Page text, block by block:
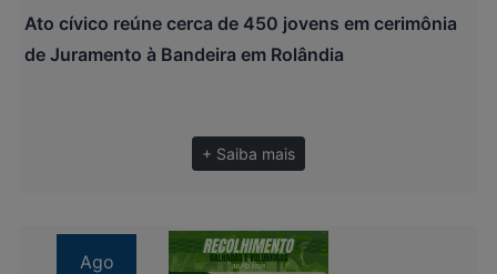
Ato cívico reúne cerca de 450 jovens em cerimônia
de Juramento à Bandeira em Rolândia
+ Saiba mais
Ago